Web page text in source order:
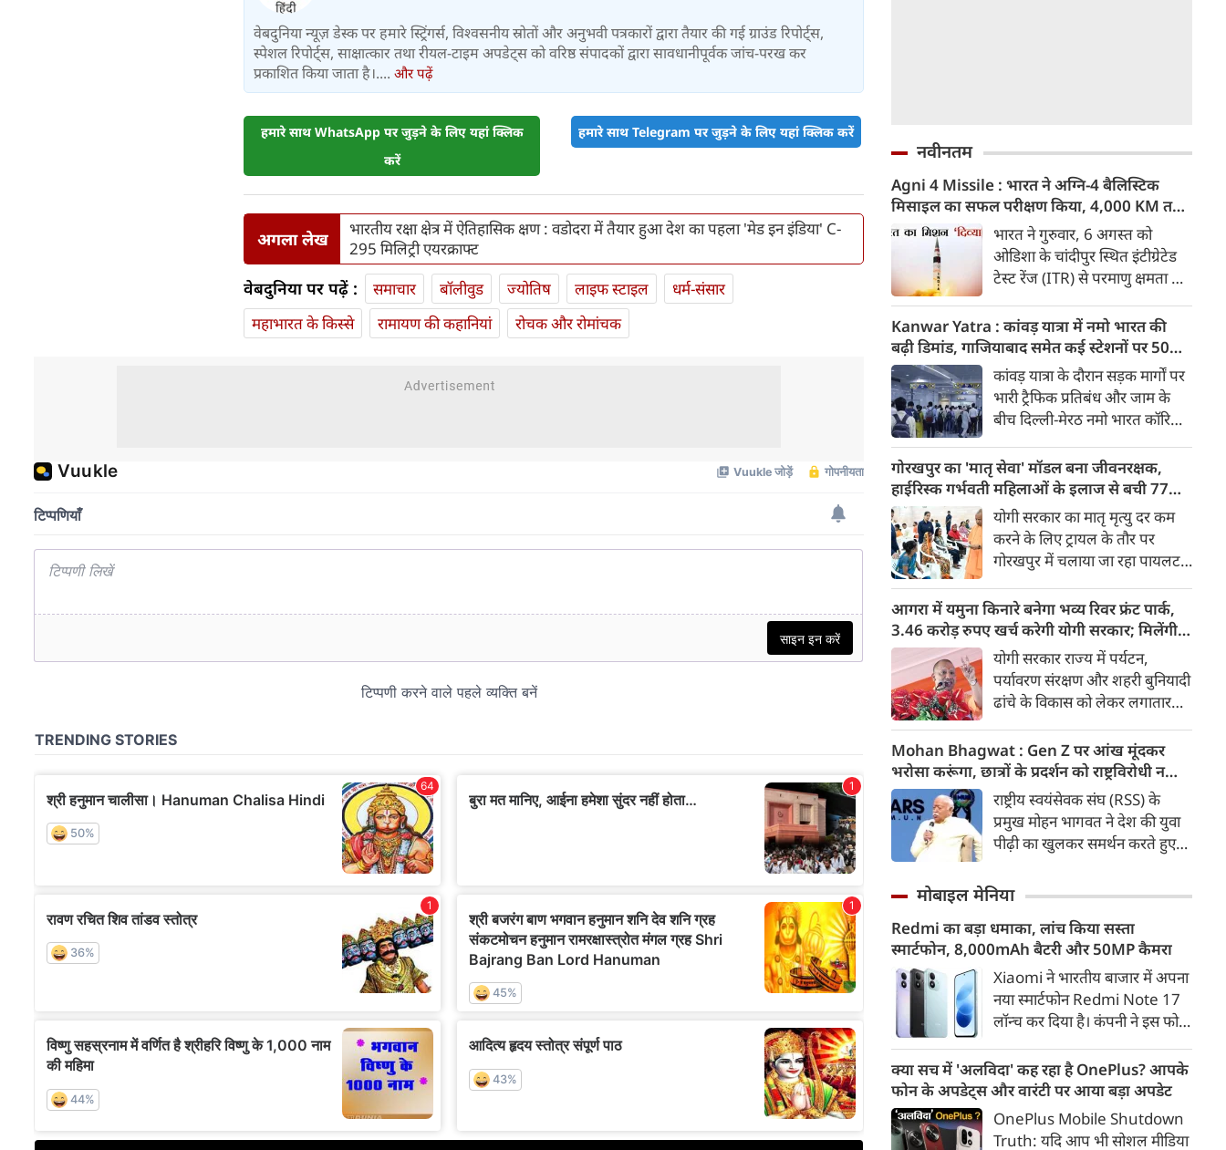
वेबदुनिया न्यूज़ डेस्क पर हमारे स्ट्रिंगर्स, विश्वसनीय स्रोतों और अनुभवी पत्रकारों द्वारा तैयार की गई ग्राउंड रिपोर्ट्स,
स्पेशल रिपोर्ट्स, साक्षात्कार तथा रीयल-टाइम अपडेट्स को वरिष्ठ संपादकों द्वारा सावधानीपूर्वक जांच-परख कर
प्रकाशित किया जाता है।.... और पढ़ें
हमारे साथ WhatsApp पर जुड़ने के लिए यहां क्लिक
करें
हमारे साथ Telegram पर जुड़ने के लिए यहां क्लिक करें
अगला लेख
भारतीय रक्षा क्षेत्र में ऐतिहासिक क्षण : वडोदरा में तैयार हुआ देश का पहला 'मेड इन इंडिया' C-
295 मिलिट्री एयरक्राफ्ट
वेबदुनिया पर पढ़ें : समाचार बॉलीवुड ज्योतिष लाइफ स्‍टाइल
धर्म-संसार
महाभारत के किस्से
रामायण की कहानियां रोचक और रोमांचक
नवीनतम
Agni 4 Missile : भारत ने अग्नि-4 बैलिस्टिक
मिसाइल का सफल परीक्षण किया, 4,000 KM तक
मारक क्षमता
भारत ने गुरुवार, 6 अगस्त को
ओडिशा के चांदीपुर स्थित इंटीग्रेटेड
टेस्ट रेंज (ITR) से परमाणु क्षमता से
मिसाइल अग्नि-4 का सफल परीक्षण
किया। रक्षा मंत्रालय के मुताबिक, यह
परीक्षण स्ट्रैटेजिक फोर्सेज कमांड
(SFC) और रक्षा अनुसंधान एवं
विकास संगठन (DRDO) की ओर से
किया गया।
Kanwar Yatra : कांवड़ यात्रा में नमो भारत की
बढ़ी डिमांड, गाजियाबाद समेत कई स्टेशनों पर 50%
तक बढ़ी यात्रियों की संख्याकांवड़ यात्रा के दौरान सड़क मार्गों पर
भारी ट्रैफिक प्रतिबंध और जाम के
बीच दिल्ली-मेरठ नमो भारत कॉरिडोर
परिवहन विकल्प बनकर उभरा है।
तेज़, समयबद्ध और आरामदायक
सफर के चलते कॉरिडोर के कई
स्टेशनों पर यात्रियों की संख्या में 40
से 50 प्रतिशत तक बढ़ गई है।
गोरखपुर का 'मातृ सेवा' मॉडल बना जीवनरक्षक,
हाईरिस्क गर्भवती महिलाओं के इलाज से बची 77
जिंदगियां
योगी सरकार का मातृ मृत्यु दर कम
करने के लिए ट्रायल के तौर पर
गोरखपुर में चलाया जा रहा पायलट
बनकर उभरा है। मुख्यमंत्री योगी
आदित्यनाथ के निर्देश पर पायलट
प्रोजेक्ट ‘मातृ सेवा’ का लक्ष्य हाई
रिस्क गर्भवती केसों को तुरंत बड़े
अस्पतालों में रेफर कर बचाना है।
आगरा में यमुना किनारे बनेगा भव्य रिवर फ्रंट पार्क,
3.46 करोड़ रुपए खर्च करेगी योगी सरकार; मिलेंगी ये
खास सुविधाएं
योगी सरकार राज्य में पर्यटन,
पर्यावरण संरक्षण और शहरी बुनियादी
ढांचे के विकास को लेकर लगातार
कड़ी में अब ताजनगरी में यमुना नदी
के किनारों को खूबसूरत, प्रदूषण मुक्त
और उपयोगी बनाने की बड़ी तैयारी
शुरू हो गई है। आगरा के झलकारी
बाई चौराहे से लेकर वेदांत मंदिर के
पास यमुना किनारे (यमुना बैंक साइड)
किया जा रहा है।
Mohan Bhagwat : Gen Z पर आंख मूंदकर
भरोसा करूंगा, छात्रों के प्रदर्शन को राष्ट्रविरोधी न
बताएं, RSS प्रमुख मोहन भागवत का बड़ा बयान, चीन
और पाकिस्तान को लेकर क्या कहा
राष्ट्रीय स्वयंसेवक संघ (RSS) के
प्रमुख मोहन भागवत ने देश की युवा
पीढ़ी का खुलकर समर्थन करते हुए
मूंदकर भरोसा करेंगे। उन्होंने कहा कि
छात्रों को राष्ट्रविरोधी नहीं कहा जाना
चाहिए। युवाओं की बात को दबाने के
बजाय उनके साथ संवाद के जरिए
उनकी चिंताओं को समझने की
जरूरत है।
मोबाइल मेनिया
Redmi का बड़ा धमाका, लांच किया सस्ता
स्मार्टफोन, 8,000mAh बैटरी और 50MP कैमरा
Xiaomi ने भारतीय बाजार में अपना
नया स्मार्टफोन Redmi Note 17
लॉन्च कर दिया है। कंपनी ने इस फोन
डिस्प्ले, 8,000mAh की बड़ी बैटरी
और Qualcomm Snapdragon
चिपसेट के साथ पेश किया है। फोन में
50MP का मेन कैमरा दिया गया है।
क्या सच में 'अलविदा' कह रहा है OnePlus? आपके
फोन के अपडेट्स और वारंटी पर आया बड़ा अपडेट
OnePlus Mobile Shutdown
Truth: यदि आप भी सोशल मीडिया